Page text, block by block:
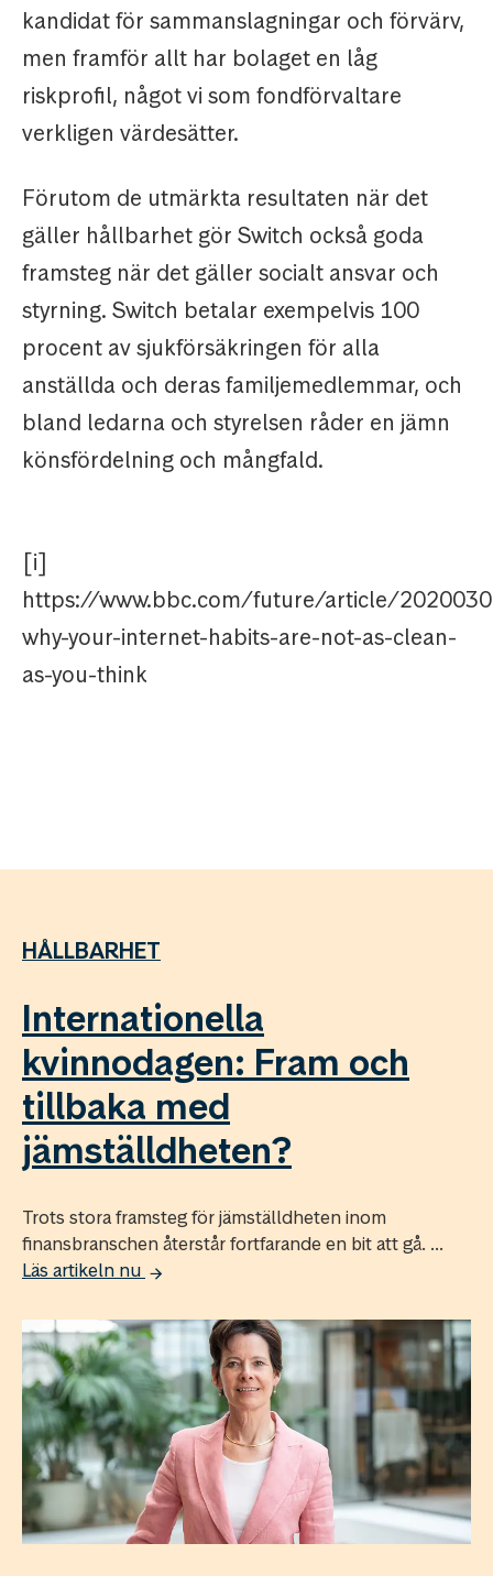
kandidat för sammanslagningar och förvärv,
men framför allt har bolaget en låg
riskprofil, något vi som fondförvaltare
verkligen värdesätter.
Förutom de utmärkta resultaten när det
gäller hållbarhet gör Switch också goda
framsteg när det gäller socialt ansvar och
styrning. Switch betalar exempelvis 100
procent av sjukförsäkringen för alla
anställda och deras familjemedlemmar, och
bland ledarna och styrelsen råder en jämn
könsfördelning och mångfald.
[i]
https://www.bbc.com/future/article/
why-your-internet-habits-are-not-as-clean-
as-you-think
HÅLLBARHET
Internationella
kvinnodagen: Fram och
tillbaka med
jämställdheten?
Trots stora framsteg för jämställdheten inom
finansbranschen återstår fortfarande en bit att gå. ...
Läs artikeln nu